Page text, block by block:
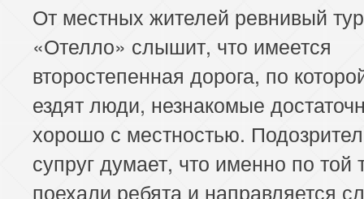
От местных жителей ревнивый
«Отелло» слышит, что имеется
второстепенная дорога, по
ездят люди, незнакомые
хорошо с местностью.
супруг думает, что именно по той
поехали ребята и направляется